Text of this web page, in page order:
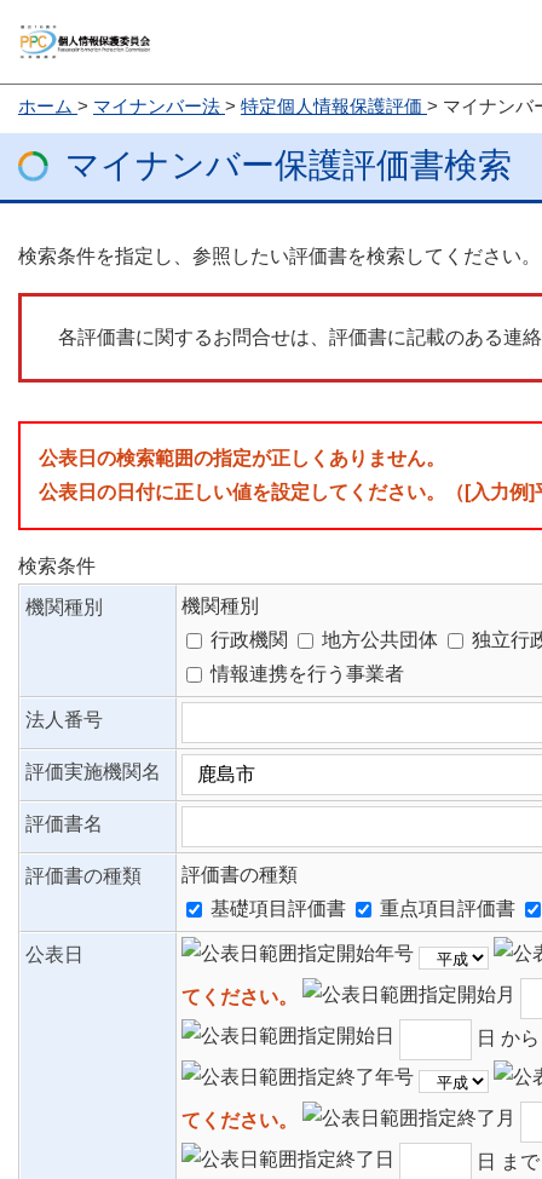
ホーム マイナンバー法 特定個人情報保護評価 マイナンバ
マイナンバー保護評価書検索
検索条件を指定し、参照したい評価書を検索してください。
各評価書に関するお問合せは、評価書に記載のある連
公表日の検索範囲の指定が正しくありません。
公表日の日付に正しい値を設定してください。（[入力例]
検索条件
機関種別
機関種別
行政機関
地方公共団体
独立行
情報連携を行う事業者
法人番号
評価実施機関名
評価書名
評価書の種類
評価書の種類
基礎項目評価書
重点項目評価書
公表日
てください。
日 か
てください。
日 ま